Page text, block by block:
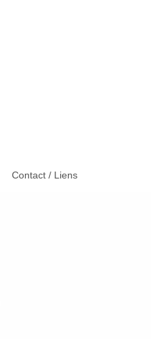
Contact / Liens